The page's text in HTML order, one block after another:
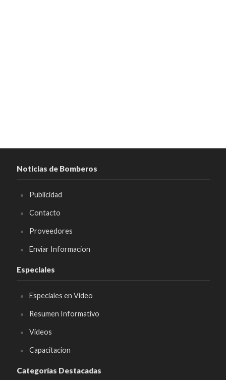
Noticias de Bomberos
Publicidad
Contacto
Proveedores
Enviar Informacion
Especiales
Especiales en Video
Resumen Informativo
Videos
Capacitacion
Categorías Destacadas